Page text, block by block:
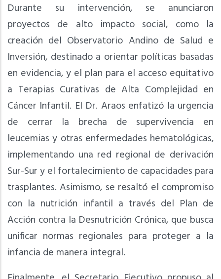
Durante su intervención, se anunciaron
proyectos de alto impacto social, como la
creación del Observatorio Andino de Salud e
Inversión, destinado a orientar políticas basadas
en evidencia, y el plan para el acceso equitativo
a Terapias Curativas de Alta Complejidad en
Cáncer Infantil. El Dr. Araos enfatizó la urgencia
de cerrar la brecha de supervivencia en
leucemias y otras enfermedades hematológicas,
implementando una red regional de derivación
Sur-Sur y el fortalecimiento de capacidades para
trasplantes. Asimismo, se resaltó el compromiso
con la nutrición infantil a través del Plan de
Acción contra la Desnutrición Crónica, que busca
unificar normas regionales para proteger a la
infancia de manera integral.